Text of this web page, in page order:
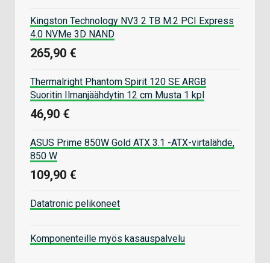
Kingston Technology NV3 2 TB M.2 PCI Express
4.0 NVMe 3D NAND
265,90 €
Thermalright Phantom Spirit 120 SE ARGB
Suoritin Ilmanjäähdytin 12 cm Musta 1 kpl
46,90 €
ASUS Prime 850W Gold ATX 3.1 -ATX-virtalähde,
850 W
109,90 €
Datatronic pelikoneet
Komponenteille myös kasauspalvelu